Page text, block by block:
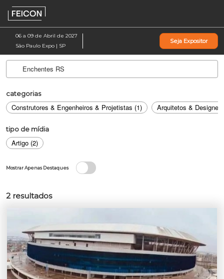
Pular
para
o
conteúdo
06 a 09 de Abril de 2027
São Paulo Expo | SP
Seja Expositor
categorias
Construtores & Engenheiros & Projetistas (1) Arquitetos &
tipo de mídia
Artigo (2)
Mostrar Apenas Destaques
2 resultados